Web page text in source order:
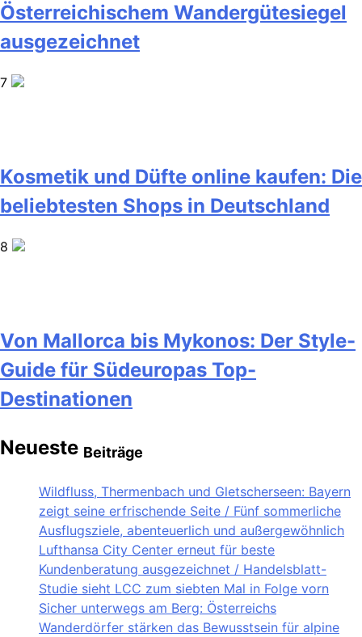
Österreichischem Wandergütesiegel
ausgezeichnet
7
Kosmetik und Düfte online kaufen: Die
beliebtesten Shops in Deutschland
8
Von Mallorca bis Mykonos: Der Style-
Guide für Südeuropas Top-
Destinationen
Neueste Beiträge
Wildfluss, Thermenbach und Gletscherseen: Bayern
zeigt seine erfrischende Seite / Fünf sommerliche
Ausflugsziele, abenteuerlich und außergewöhnlich
Lufthansa City Center erneut für beste
Kundenberatung ausgezeichnet / Handelsblatt-
Studie sieht LCC zum siebten Mal in Folge vorn
Sicher unterwegs am Berg: Österreichs
Wanderdörfer stärken das Bewusstsein für alpine